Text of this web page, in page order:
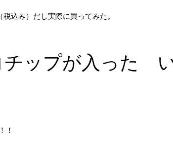
込み）だし実際に買ってみた。
チップが入った
！